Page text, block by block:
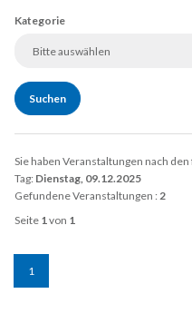
Kategorie
Sie haben Veranstaltungen nach
Tag: Dienstag, 09.12.2025
Gefundene Veranstaltungen : 2
Seite 1von 1
1